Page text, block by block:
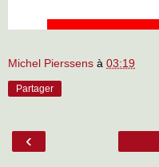
Michel Pierssens à 03:19
Partager
‹